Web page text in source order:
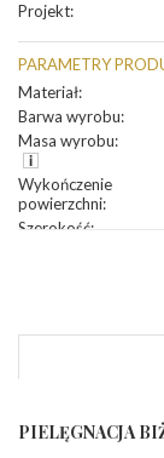
Projekt:
PARAMETRY
Materiał:
Barwa wyrobu:
Masa wyrobu:
Wykończenie
powierzchni:
Szerokość:
kamieni
Szlif kamieni
PIELĘGNACJA